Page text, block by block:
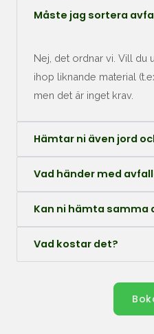
Måste jag sortera
Nej, det ordnar vi. Vill du
ihop liknande material
men det är inget krav.
Hämtar ni även jord
Vad händer med
Kan ni hämta samma
Vad kostar det?